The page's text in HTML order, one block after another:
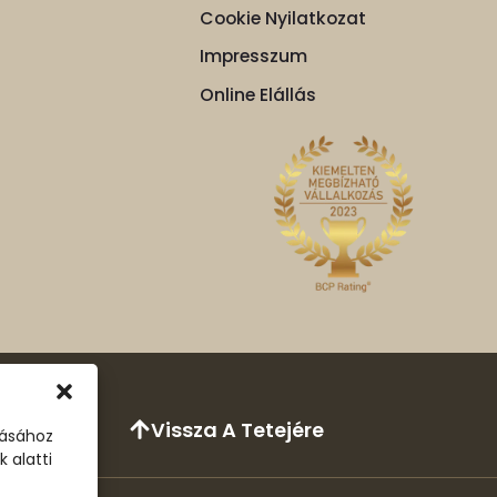
alatti
Cookie Nyilatkozat
Impresszum
Online Elállás
Vissza A Tetejére